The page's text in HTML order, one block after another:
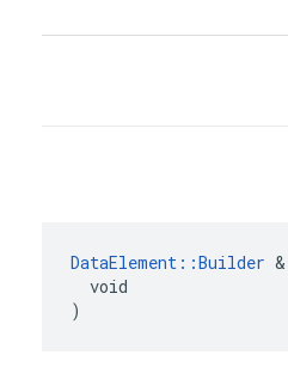
DataElement::Builder
  void
)